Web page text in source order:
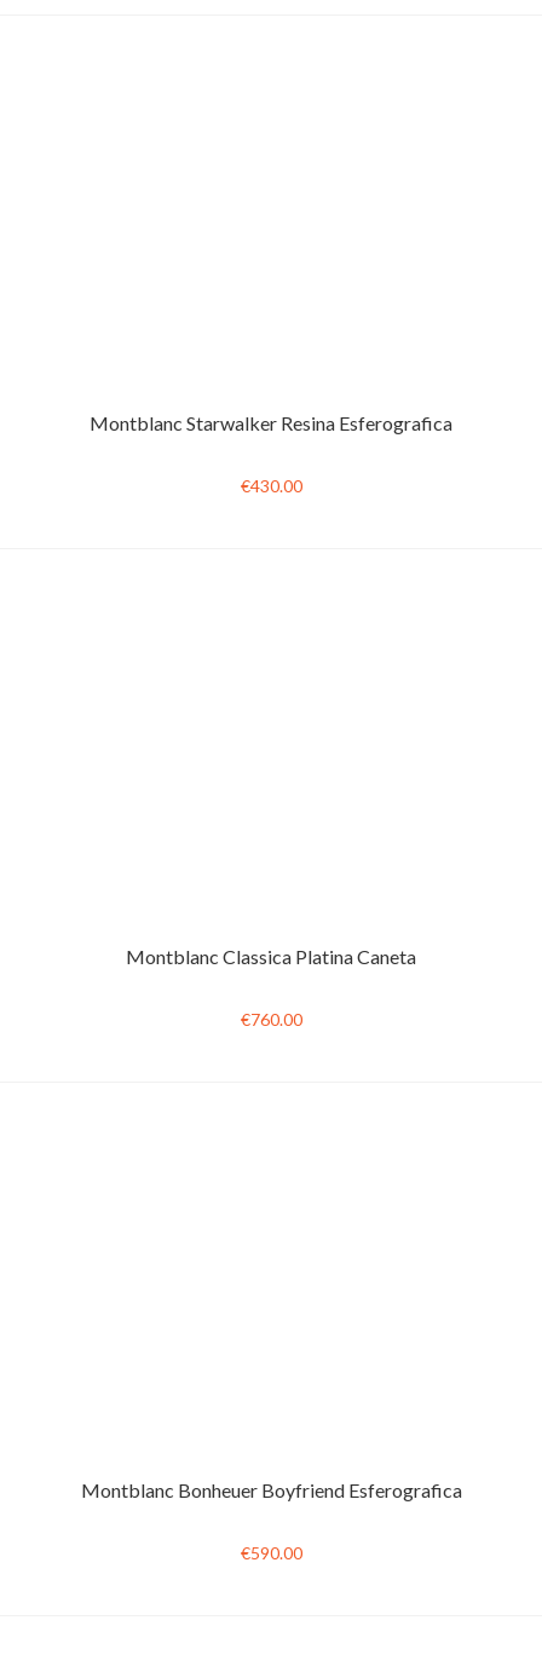
Montblanc Starwalker Resina Esferografica
€430.00
Montblanc Classica Platina Caneta
€760.00
Montblanc Bonheuer Boyfriend Esferografica
€590.00